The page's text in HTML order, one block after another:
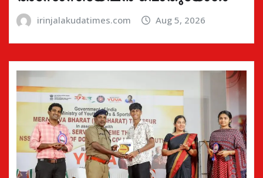
irinjalakudatimes.com Aug 5, 2026